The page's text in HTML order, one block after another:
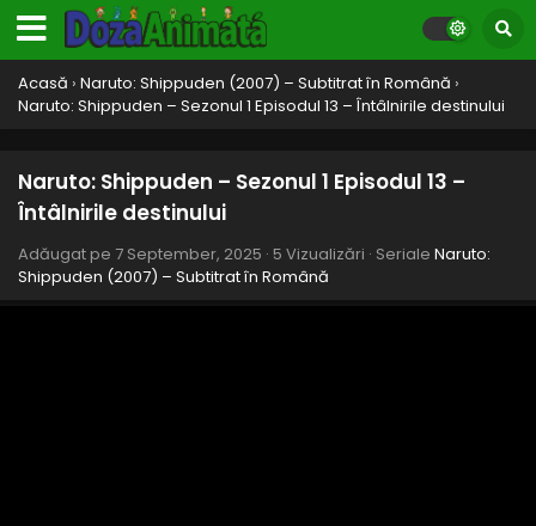
Acasă › Naruto: Shippuden (2007) – Subtitrat în Română ›
Naruto: Shippuden – Sezonul 1 Episodul 13 – Întâlnirile destinului
Naruto: Shippuden – Sezonul 1 Episodul 13 –
Întâlnirile destinului
Adăugat pe 7 September, 2025 · 5 Vizualizări · Seriale Naruto:
Shippuden (2007) – Subtitrat în Română